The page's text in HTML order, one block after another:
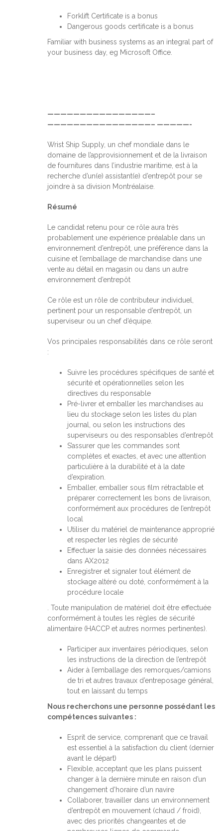
Forklift Certificate is a bonus
Dangerous goods certificate is a bonus
Familiar with business systems as an integral part of
your business day, eg Microsoft Office.
————————————————–
————————————————– —————-
Wrist Ship Supply, un chef mondiale dans le
domaine de l’approvisionnement et de la livraison
de fournitures dans l’industrie maritime, est à la
recherche d’un(e) assistant(e) d’entrepôt pour se
joindre à sa division Montréalaise.
Résumé
Le candidat retenu pour ce rôle aura très
probablement une expérience préalable dans un
environnement d’entrepôt, une préférence dans la
cuisine et l’emballage de marchandise dans une
vente au détail en magasin ou dans un autre
environnement d’entrepôt
Ce rôle est un rôle de contributeur individuel,
pertinent pour un responsable d’entrepôt, un
superviseur ou un chef d’équipe.
Vos principales responsabilités dans ce rôle seront
:
Suivre les procédures spécifiques de santé et
sécurité et opérationnelles selon les
directives du responsable
Pré-livrer et emballer les marchandises au
lieu du stockage selon les listes du plan
journal, ou selon les instructions des
superviseurs ou des responsables d’entrepôt
S’assurer que les commandes sont
complètes et exactes, et avec une attention
particulière à la durabilité et à la date
d’expiration.
Emballer, emballer sous film rétractable et
préparer correctement les bons de livraison,
conformément aux procédures de l’entrepôt
local
Utiliser du matériel de maintenance approprié
et respecter les règles de sécurité
Effectuer la saisie des données nécessaires
dans AX2012
Enregistrer et signaler tout élément de
stockage altéré ou doté, conformément à la
procédure locale
. Toute manipulation de matériel doit être effectuée
conformément à toutes les règles de sécurité
alimentaire (HACCP et autres normes pertinentes).
Participer aux inventaires périodiques, selon
les instructions de la direction de l’entrepôt
Aider à l’emballage des remorques/camions
de tri et autres travaux d’entreposage général,
tout en laissant du temps
Nous recherchons une personne possédant les
compétences suivantes :
Esprit de service, comprenant que ce travail
est essentiel à la satisfaction du client (dernier
avant le départ)
Flexible, acceptant que les plans puissent
changer à la dernière minute en raison d’un
changement d’horaire d’un navire
Collaborer, travailler dans un environnement
d’entrepôt en mouvement (chaud / froid),
avec des priorités changeantes et de